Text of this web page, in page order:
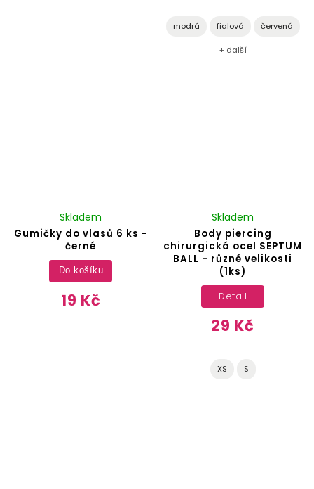
modrá fialová červená
+ další
Gumičky do vlasů 6 ks -
černé
Skladem
19 Kč
Do košíku
Body piercing
chirurgická ocel SEPTUM
BALL - různé velikosti
(1ks)
Skladem
29 Kč
Detail
XS S